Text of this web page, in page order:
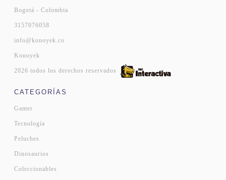
Bogotá - Colombia
3157076058
info@konoyek.co
Konoyek
2026 todos los derechos reservados
CATEGORÍAS
Gamer
Tecnología
Peluches
Dinosaurios
Coleccionables